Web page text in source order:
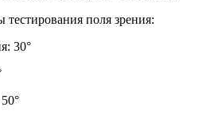
поля зрения:
30°